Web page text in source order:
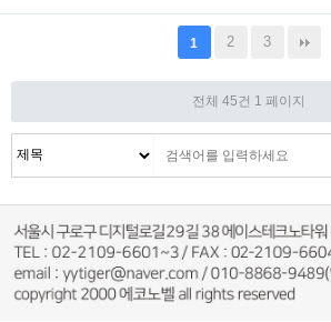
1 2 3
전체 45건 1 페이지